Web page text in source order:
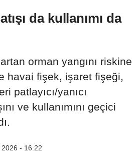
da kullanımı da
orman yangını riskine
havai fişek, işaret fişeği,
patlayıcı/yanıcı
ve kullanımını geçici
- 16:22